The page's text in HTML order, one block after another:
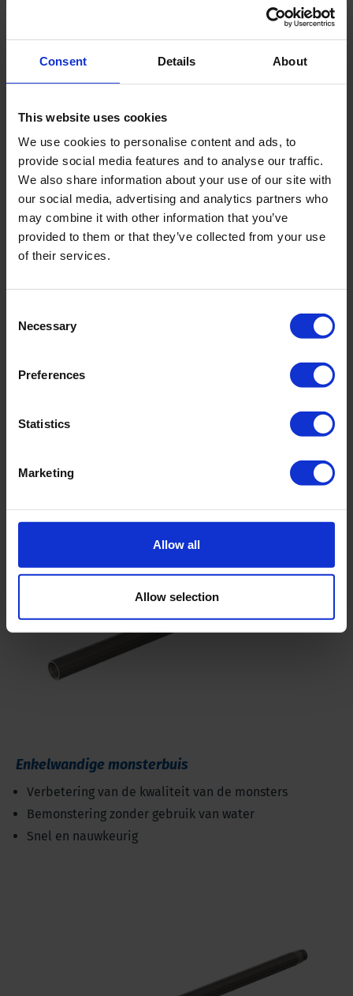
Consent Details About
This website uses cookies
We use cookies to personalise content and ads, to
provide social media features and to analyse our traffic.
We also share information about your use of our site with
our social media, advertising and analytics partners who
may combine it with other information that you’ve
provided to them or that they’ve collected from your use
of their services.
Selection
Necessary
Preferences
Statistics
Marketing
Allow all
Allow selection
AquaLock Piston
zuigboor maten
50mm / 70mm /
Materiaal type
Liners beschikbaar Ja
Monster vanger
Synthetisch en
roestvrij staal
Enkelwandige monsterbuis
Verbetering van de kwaliteit van de monsters
Bemonstering zonder gebruik van water
Snel en nauwkeurig